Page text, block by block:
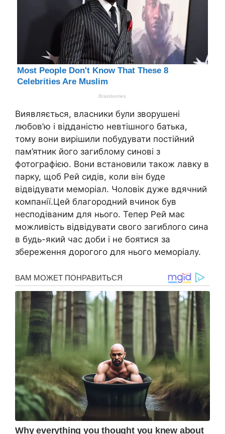
Виявляється, власники були зворушені
любов’ю і відданістю невтішного батька,
тому вони вирішили побудувати постійний
пам’ятник його загиблому синові з
фотографією. Вони встановили також лавку в
парку, щоб Рей сидів, коли він буде
відвідувати меморіал. Чоловік дуже вдячний
компанії.Цей благородний вчинок був
несподіваним для нього. Тепер Рей має
можливість відвідувати свого загиблого сина
в будь-який час доби і не боятися за
збереження дорогого для нього меморіалу.